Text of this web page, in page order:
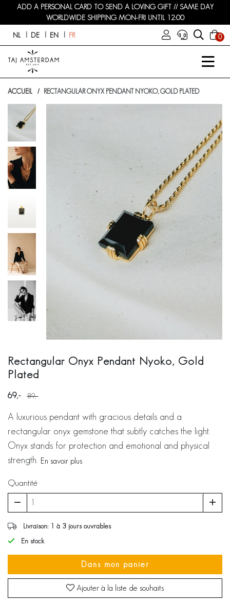
ADD A PERSONAL CARD TO SEND A LOVING GIFT // SAME DAY
WORLDWIDE SHIPPING MON-FRI UNTIL 12:00
NL DE EN FR 0
ACCUEIL RECTANGULAR ONYX PENDANT NYOKO, GOLD PLATED
Rectangular Onyx Pendant Nyoko, Gold
Plated
69 89
A luxurious pendant with gracious details and a
rectangular onyx gemstone that subtly catches the light.
Onyx stands for protection and emotional and physical
strength. En savoir plus
Quantité
Livraison: 1 à 3 jours ouvrables
En stock
Dans mon panier
Ajouter à la liste de souhaits